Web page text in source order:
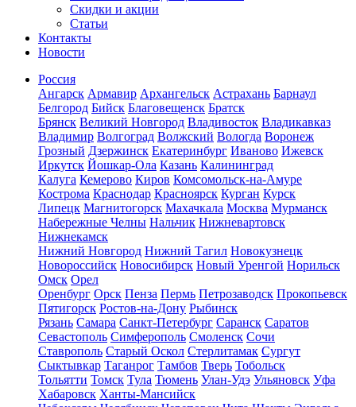
Скидки и акции
Статьи
Контакты
Новости
Россия
Ангарск Армавир Архангельск Астрахань Барнаул
Белгород Бийск Благовещенск Братск
Брянск Великий Новгород Владивосток Владикавказ
Владимир Волгоград Волжский Вологда Воронеж
Грозный Дзержинск Екатеринбург Иваново Ижевск
Иркутск Йошкар-Ола Казань Калининград
Калуга Кемерово Киров Комсомольск-на-Амуре
Кострома Краснодар Красноярск Курган Курск
Липецк Магнитогорск Махачкала Москва Мурманск
Набережные Челны Нальчик Нижневартовск
Нижнекамск
Нижний Новгород Нижний Тагил Новокузнецк
Новороссийск Новосибирск Новый Уренгой Норильск
Омск Орел
Оренбург Орск Пенза Пермь Петрозаводск Прокопьевск
Пятигорск Ростов-на-Дону Рыбинск
Рязань Самара Санкт-Петербург Саранск Саратов
Севастополь Симферополь Смоленск Сочи
Ставрополь Старый Оскол Стерлитамак Сургут
Сыктывкар Таганрог Тамбов Тверь Тобольск
Тольятти Томск Тула Тюмень Улан-Удэ Ульяновск Уфа
Хабаровск Ханты-Мансийск